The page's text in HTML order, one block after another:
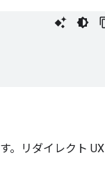
。リダイレクト UX